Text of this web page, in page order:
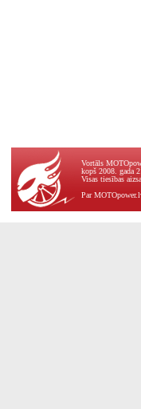
Vortāls
kopš 2008. gada
Visas tiesības
Par